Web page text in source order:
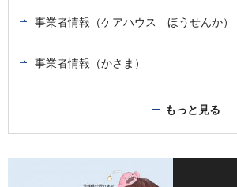
事業者情報（ケアハウス ほうせんか）
事業者情報（かさま）
もっと見る